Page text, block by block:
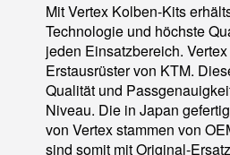
Mit Vertex Kolben-Kits
Technologie und höchste
jeden Einsatzbereich.
Erstausrüster von KTM.
Qualität und
Niveau. Die in Japan
von Vertex stammen von
sind somit mit Original-